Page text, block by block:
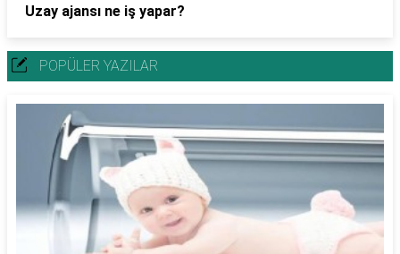
Uzay ajansı ne iş yapar?
POPÜLER YAZILAR